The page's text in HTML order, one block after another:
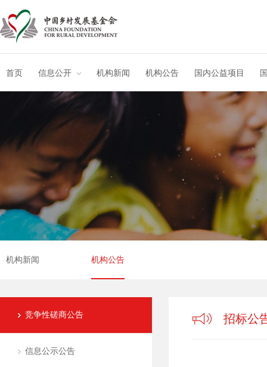
首页 信息公开 机构新闻 机构公告 国内公益项目
机构新闻 机构公告
竞争性磋商公告
信息公示公告
招标公